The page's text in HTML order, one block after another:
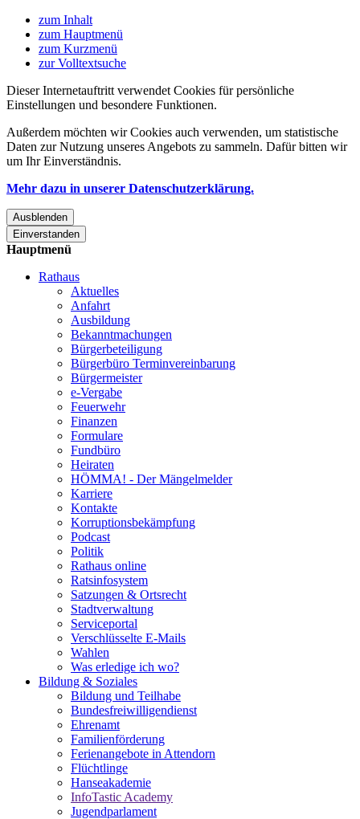
zum Inhalt
zum Hauptmenü
zum Kurzmenü
zur Volltextsuche
Dieser Internetauftritt verwendet Cookies für persönliche
Einstellungen und besondere Funktionen.
Außerdem möchten wir Cookies auch verwenden, um statistische
Daten zur Nutzung unseres Angebots zu sammeln. Dafür bitten wir
um Ihr Einverständnis.
Mehr dazu in unserer Datenschutzerklärung.
Ausblenden
Einverstanden
Hauptmenü
Rathaus
Aktuelles
Anfahrt
Ausbildung
Bekanntmachungen
Bürgerbeteiligung
Bürgerbüro Terminvereinbarung
Bürgermeister
e-Vergabe
Feuerwehr
Finanzen
Formulare
Fundbüro
Heiraten
HÖMMA! - Der Mängelmelder
Karriere
Kontakte
Korruptionsbekämpfung
Podcast
Politik
Rathaus online
Ratsinfosystem
Satzungen & Ortsrecht
Stadtverwaltung
Serviceportal
Verschlüsselte E-Mails
Wahlen
Was erledige ich wo?
Bildung & Soziales
Bildung und Teilhabe
Bundesfreiwilligendienst
Ehrenamt
Familienförderung
Ferienangebote in Attendorn
Flüchtlinge
Hanseakademie
InfoTastic Academy
Jugendparlament